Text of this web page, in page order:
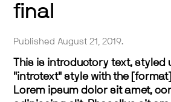
final
Published August 21, 2019.
This is introductory text, styled
"introtext" style with the
Lorem ipsum dolor sit amet,